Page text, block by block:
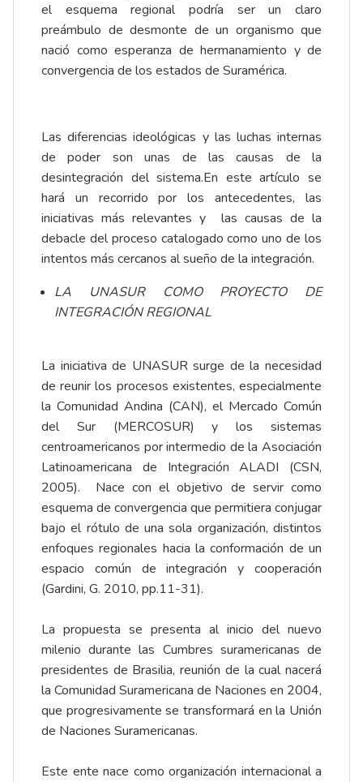
el esquema regional podría ser un claro
preámbulo de desmonte de un organismo que
nació como esperanza de hermanamiento y de
convergencia de los estados de Suramérica.
Las diferencias ideológicas y las luchas internas
de poder son unas de las causas de la
desintegración del sistema.En este artículo se
hará un recorrido por los antecedentes, las
iniciativas más relevantes y las causas de la
debacle del proceso catalogado como uno de los
intentos más cercanos al sueño de la integración.
LA UNASUR COMO PROYECTO DE
INTEGRACIÓN REGIONAL
La iniciativa de UNASUR surge de la necesidad
de reunir los procesos existentes, especialmente
la Comunidad Andina (CAN), el Mercado Común
del Sur (MERCOSUR) y los sistemas
centroamericanos por intermedio de la Asociación
Latinoamericana de Integración ALADI (CSN,
2005). Nace con el objetivo de servir como
esquema de convergencia que permitiera conjugar
bajo el rótulo de una sola organización, distintos
enfoques regionales hacia la conformación de un
espacio común de integración y cooperación
(Gardini, G. 2010, pp.11-31).
La propuesta se presenta al inicio del nuevo
milenio durante las Cumbres suramericanas de
presidentes de Brasilia, reunión de la cual nacerá
la Comunidad Suramericana de Naciones en 2004,
que progresivamente se transformará en la Unión
de Naciones Suramericanas.
Este ente nace como organización internacional a